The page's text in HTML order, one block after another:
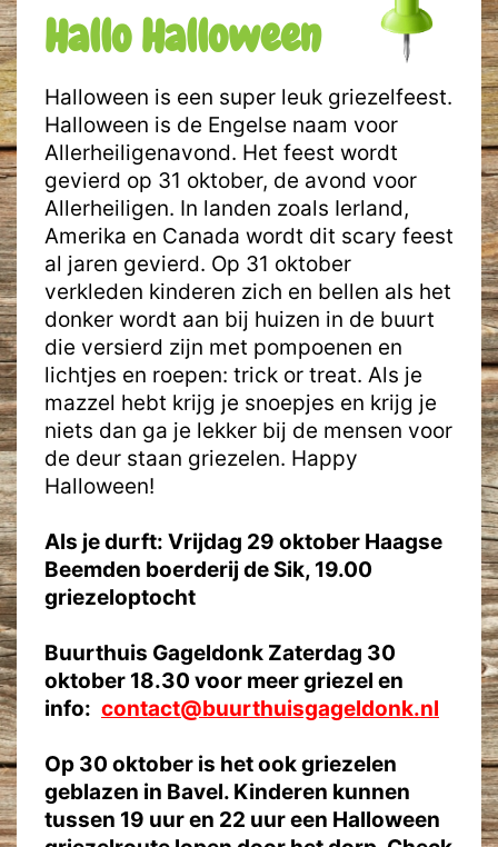
Hallo Halloween
Halloween is een super leuk griezelfeest.
Halloween is de Engelse naam voor
Allerheiligenavond. Het feest wordt
gevierd op 31 oktober, de avond voor
Allerheiligen. In landen zoals Ierland,
Amerika en Canada wordt dit scary feest
al jaren gevierd. Op 31 oktober
verkleden kinderen zich en bellen als het
donker wordt aan bij huizen in de buurt
die versierd zijn met pompoenen en
lichtjes en roepen: trick or treat. Als je
mazzel hebt krijg je snoepjes en krijg je
niets dan ga je lekker bij de mensen voor
de deur staan griezelen. Happy
Halloween!
Als je durft: Vrijdag 29 oktober Haagse
Beemden boerderij de Sik, 19.00
griezeloptocht
Buurthuis Gageldonk Zaterdag 30
oktober 18.30 voor meer griezel en
info: contact@buurthuisgageldonk.nl
Op 30 oktober is het ook griezelen
geblazen in Bavel. Kinderen kunnen
tussen 19 uur en 22 uur een Halloween